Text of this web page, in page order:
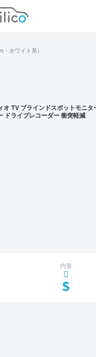
ビリコ
ホワイト系）
TV ブラインドスポットモニタ
ドライブレコーダー 衝突軽減
内装
S